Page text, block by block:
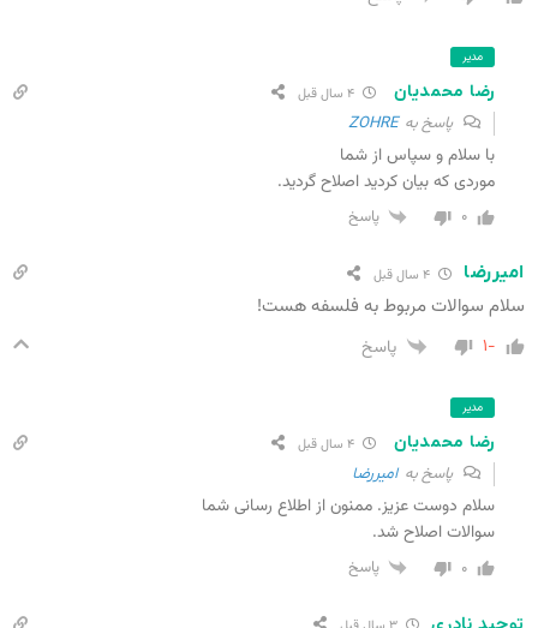
مدیر
رضا محمدیان
پاسخ بهZOHRE
با سلام و سپاس از شما
موردی که بیان کردید اصلاح گردید.
۰ پاسخ
امیررضا
سلام سوالات مربوط به فلسفه هست!
-۱ پاسخ
مدیر
رضا محمدیان
پاسخ بهامیررضا
سلام دوست عزیز. ممنون از اطلاع رسانی شما
سوالات اصلاح شد.
۰ پاسخ